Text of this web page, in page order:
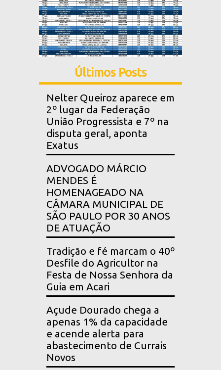
Últimos Posts
Nelter Queiroz aparece em
2º lugar da Federação
União Progressista e 7º na
disputa geral, aponta
Exatus
ADVOGADO MÁRCIO
MENDES É
HOMENAGEADO NA
CÂMARA MUNICIPAL DE
SÃO PAULO POR 30 ANOS
DE ATUAÇÃO
Tradição e fé marcam o 40º
Desfile do Agricultor na
Festa de Nossa Senhora da
Guia em Acari
Açude Dourado chega a
apenas 1% da capacidade
e acende alerta para
abastecimento de Currais
Novos